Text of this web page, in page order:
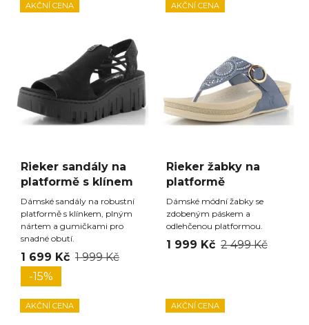
AKČNÍ CENA
Rieker sandály na
platformě s klínem
Dámské sandály na robustní
platformě s klínkem, plným
nártem a gumičkami pro
snadné obutí.
1 699 Kč 1 999 Kč
-15%
AKČNÍ CENA
Rieker žabky na
platformě
Dámské módní žabky se
zdobeným páskem a
odlehčenou platformou.
1 999 Kč 2 499 Kč
AKČNÍ CENA AKČNÍ CENA